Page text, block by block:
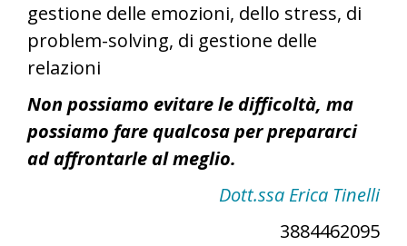
gestione delle emozioni, dello stress, di
problem-solving, di gestione delle
relazioni
Non possiamo evitare le difficoltà, ma
possiamo fare qualcosa per prepararci
ad affrontarle al meglio.
Dott.ssa Erica Tinelli
3884462095